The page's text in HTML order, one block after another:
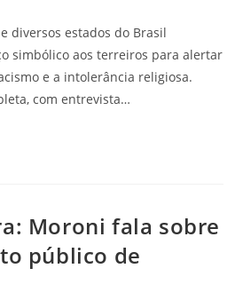
diversos estados do Brasil
simbólico aos terreiros para alertar
e a intolerância religiosa.
com entrevista…
Moroni fala sobre
público de